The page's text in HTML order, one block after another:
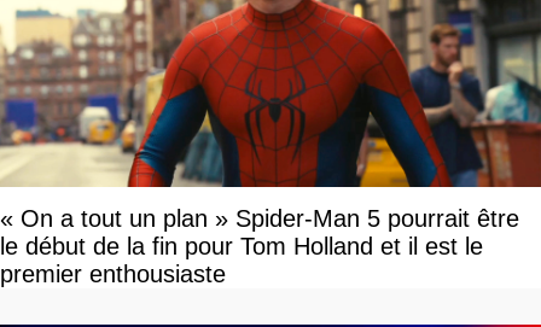
« On a tout un plan » Spider-Man 5 pourrait être
le début de la fin pour Tom Holland et il est le
premier enthousiaste